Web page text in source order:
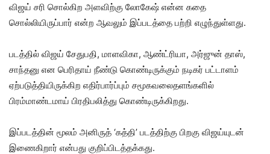
விஜய் சரி சொல்கிற அளவிற்கு லோகேஷ் என்ன கதை
சொல்லியிருப்பார் என்ற ஆவலும் இப்படத்தை பற்றி எழுந்துள்ளது.
படத்தில் விஜய் சேதுபதி, மாளவிகா, ஆண்ட்ரியா, அர்ஜுன் தாஸ்,
சாந்தனு என பெரிதாய் நீண்டு கொண்டிருக்கும் நடிகர் பட்டாளம்
ஏற்படுத்தியிருக்கிற எதிர்பார்ப்பும் சமூகவலைதளங்களில்
பிரம்மாண்டமாய் பிரதிபலித்து கொண்டிருக்கிறது.
இப்படத்தின் மூலம் அனிருத் ‘கத்தி’ படத்திற்கு பிறகு விஜய்யுடன்
இணைகிறார் என்பது குறிப்பிடத்தக்கது.